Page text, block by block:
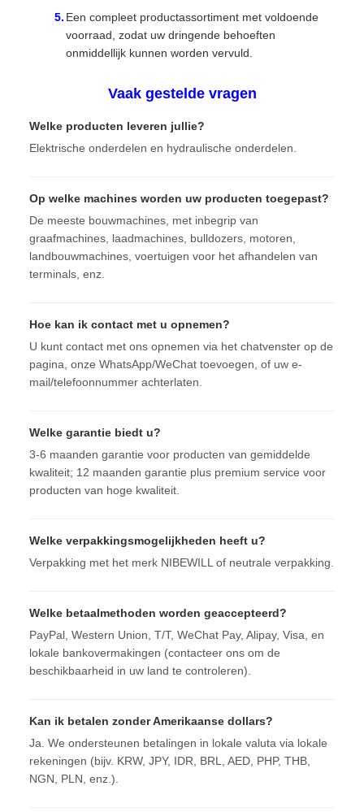
Een compleet productassortiment met voldoende
voorraad, zodat uw dringende behoeften
onmiddellijk kunnen worden vervuld.
Vaak gestelde vragen
Welke producten leveren jullie?
Elektrische onderdelen en hydraulische onderdelen.
Op welke machines worden uw producten toegepast?
De meeste bouwmachines, met inbegrip van
graafmachines, laadmachines, bulldozers, motoren,
landbouwmachines, voertuigen voor het afhandelen van
terminals, enz.
Hoe kan ik contact met u opnemen?
U kunt contact met ons opnemen via het chatvenster op de
pagina, onze WhatsApp/WeChat toevoegen, of uw e-
mail/telefoonnummer achterlaten.
Welke garantie biedt u?
3-6 maanden garantie voor producten van gemiddelde
kwaliteit; 12 maanden garantie plus premium service voor
producten van hoge kwaliteit.
Welke verpakkingsmogelijkheden heeft u?
Verpakking met het merk NIBEWILL of neutrale verpakking.
Welke betaalmethoden worden geaccepteerd?
PayPal, Western Union, T/T, WeChat Pay, Alipay, Visa, en
lokale bankovermakingen (contacteer ons om de
beschikbaarheid in uw land te controleren).
Kan ik betalen zonder Amerikaanse dollars?
Ja. We ondersteunen betalingen in lokale valuta via lokale
rekeningen (bijv. KRW, JPY, IDR, BRL, AED, PHP, THB,
NGN, PLN, enz.).